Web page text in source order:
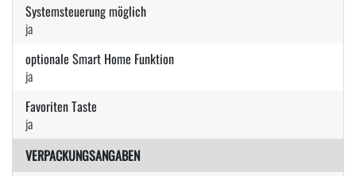
Systemsteuerung möglich
ja
optionale Smart Home Funktion
ja
Favoriten Taste
ja
VERPACKUNGSANGABEN